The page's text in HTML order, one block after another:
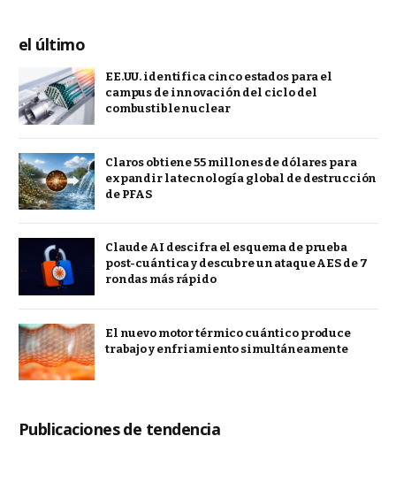
el último
EE.UU. identifica cinco estados para el
campus de innovación del ciclo del
combustible nuclear
Claros obtiene 55 millones de dólares para
expandir la tecnología global de destrucción
de PFAS
Claude AI descifra el esquema de prueba
post-cuántica y descubre un ataque AES de 7
rondas más rápido
El nuevo motor térmico cuántico produce
trabajo y enfriamiento simultáneamente
Publicaciones de tendencia